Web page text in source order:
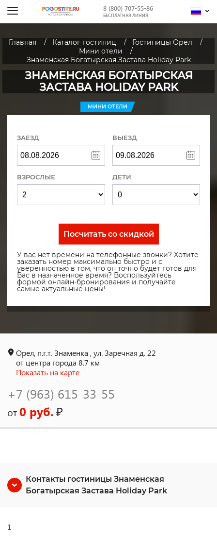
8 (800) 707-55-86
БЕСПЛАТНАЯ ЛИНИЯ
Главная Каталог гостиниц
Гостиницы Орел
Мини отели
Знаменская Богатырская Застава Holiday Park
ЗНАМЕНСКАЯ БОГАТЫРСКАЯ
ЗАСТАВА HOLIDAY PARK
МИНИ ОТЕЛИ
ЗАЕЗД ВЫЕЗД
ВЗРОСЛЫЕ ДЕТИ
Посчитать со скидкой
У вас нет времени на телефонные звонки? Хотите
заказать номер максимально быстро и с
уверенностью в том, что он точно будет готов для
Вас в назначенное время? Воспользуйтесь
формой онлайн-бронирования и получайте
самые актуальные цены!
Орел, п.г.т. Знаменка , ул. Заречная д. 22
от центра города 8.7 км
Показать на карте
+7 (963) 615-33-55
от0 руб.₽
Контакты гостиницы Знаменская
Богатырская Застава Holiday Park
1